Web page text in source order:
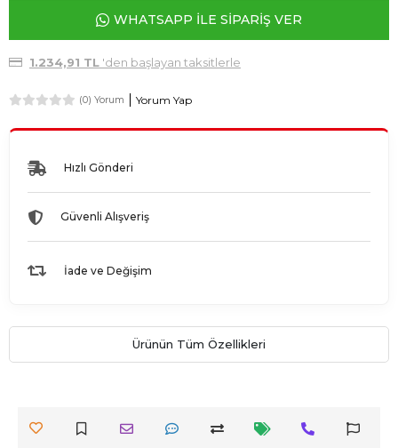
WHATSAPP İLE SİPARİŞ VER
1.234,91 TL'den başlayan taksitlerle
(0) Yorum Yorum Yap
Hızlı Gönderi
Güvenli Alışveriş
İade ve Değişim
Ürünün Tüm Özellikleri